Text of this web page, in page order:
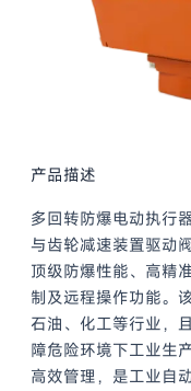
产品描述
多回转防爆电动执行
与齿轮减速装置驱动
顶级防爆性能、高精
制及远程操作功能。
石油、化工等行业，
障危险环境下工业生
高效管理，是工业自